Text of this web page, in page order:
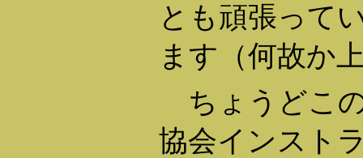
とも頑張って
ます（何故か
ちょうどこ
協会インスト